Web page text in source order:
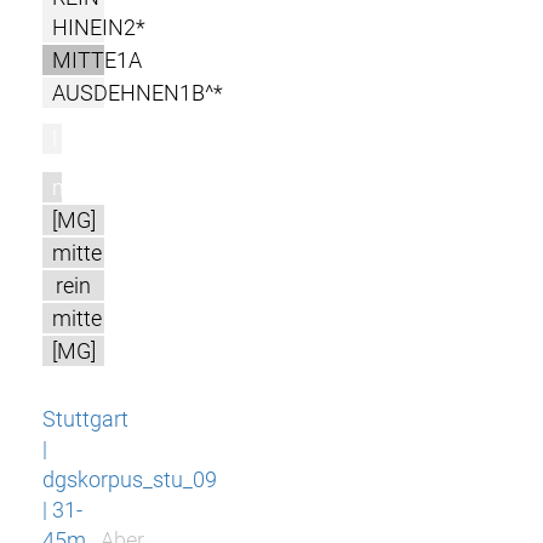
HINEIN2*
MITTE1A
AUSDEHNEN1B^*
m
[MG]
mitte
rein
mitte
[MG]
Stuttgart
|
dgskorpus_stu_09
| 31-